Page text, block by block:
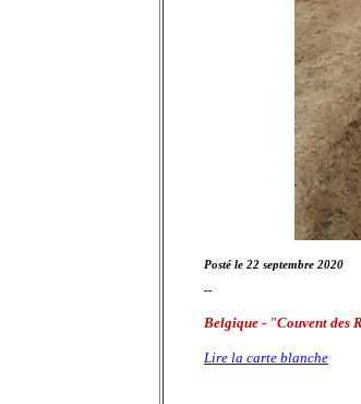
Posté le 22 septembre 2020
--
Belgique - "Couvent des
Lire la carte blanche